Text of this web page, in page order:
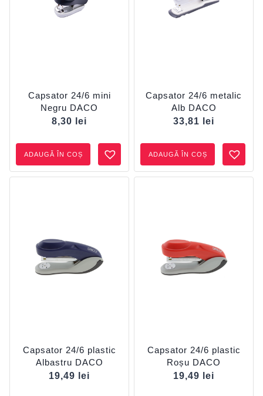
Capsator 24/6 mini
Negru DACO
8,30
lei
ADAUGĂ ÎN COȘ
Capsator 24/6 metalic
Alb DACO
33,81
lei
ADAUGĂ ÎN COȘ
Capsator 24/6 plastic
Albastru DACO
19,49
lei
Capsator 24/6 plastic
Roșu DACO
19,49
lei